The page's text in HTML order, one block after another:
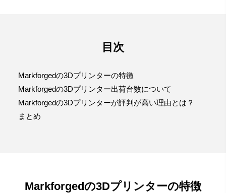
目次
Markforgedの3Dプリンターの特徴
Markforgedの3Dプリンター出荷台数について
Markforgedの3Dプリンターが評判が高い理由とは？
まとめ
Markforgedの3Dプリンターの特徴